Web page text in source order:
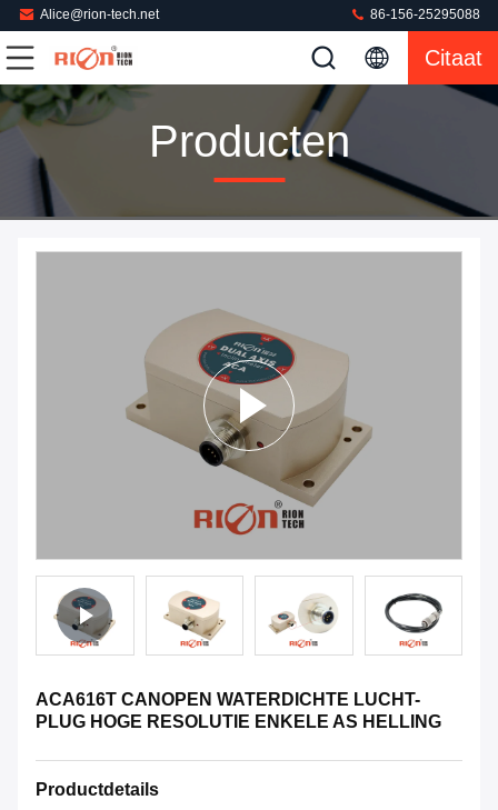
Alice@rion-tech.net 86-156-25295088
Citaat
Producten
ACA616T CANOPEN WATERDICHTE LUCHT-
PLUG HOGE RESOLUTIE ENKELE AS HELLING
Productdetails